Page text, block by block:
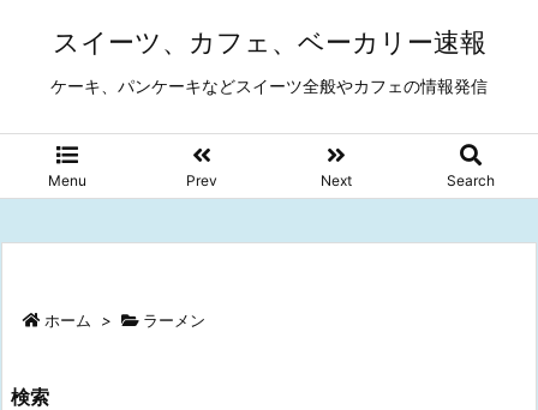
スイーツ、カフェ、ベーカリー速報
ケーキ、パンケーキなどスイーツ全般やカフェの情報発信
Menu Prev Next Search
ホーム > ラーメン
検索